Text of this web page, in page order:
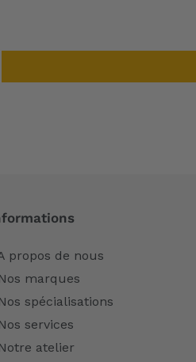
propos de nous
marques
spécialisations
services
atelier